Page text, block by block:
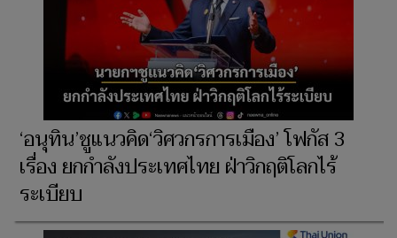
‘อนุทิน’ชูแนวคิด‘วิศวกรการเมือง’ โฟกัส 3
เรื่อง ยกกำลังประเทศไทย ฝ่าวิกฤติโลกไร้
ระเบียบ